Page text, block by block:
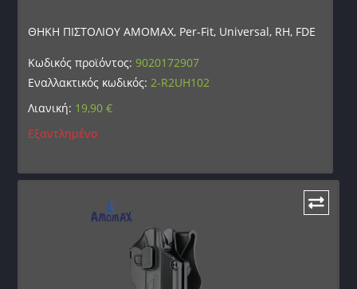
ΘΗΚΗ ΠΙΣΤΟΛΙΟΥ AMOMAX, Per-Fit, Universal, RH, FDE
Κωδικός προϊόντος:9020172907
Εναλλακτικός κωδικός:2-R2UH102
Λιανική: 19,90€
Εξαντλημένο